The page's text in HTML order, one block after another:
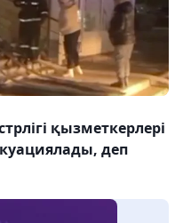
қызметкерлері
деп